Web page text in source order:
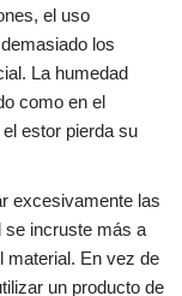
el uso
los
La humedad
como en el
estor pierda su
excesivamente las
se incruste más a
material. En vez de
un producto de